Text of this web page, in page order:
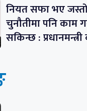
नियत सफा भए
चुनौतीमा पनि काम
सकिन्छ :